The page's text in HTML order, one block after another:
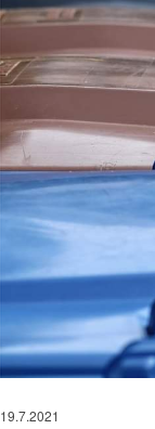
19.7.2021